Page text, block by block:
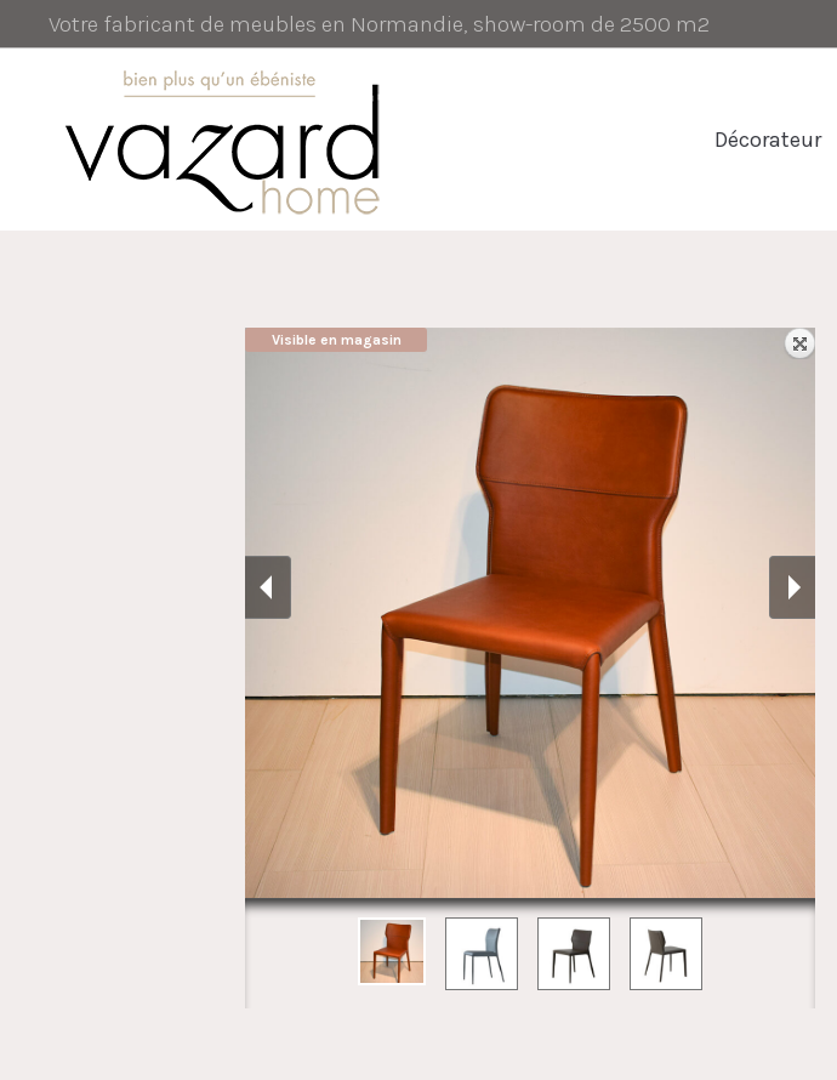
Votre fabricant de meubles en Normandie, show-room de 2500 m2
Décorateur
Visible en magasin